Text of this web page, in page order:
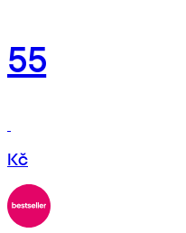
55
Kč